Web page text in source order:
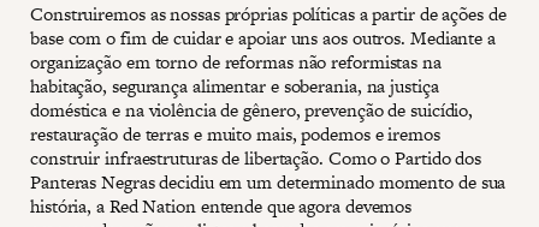
Construiremos as nossas próprias políticas a partir de ações de
base com o fim de cuidar e apoiar uns aos outros. Mediante a
organização em torno de reformas não reformistas na
habitação, segurança alimentar e soberania, na justiça
doméstica e na violência de gênero, prevenção de suicídio,
restauração de terras e muito mais, podemos e iremos
construir infraestruturas de libertação. Como o Partido dos
Panteras Negras decidiu em um determinado momento de sua
história, a Red Nation entende que agora devemos